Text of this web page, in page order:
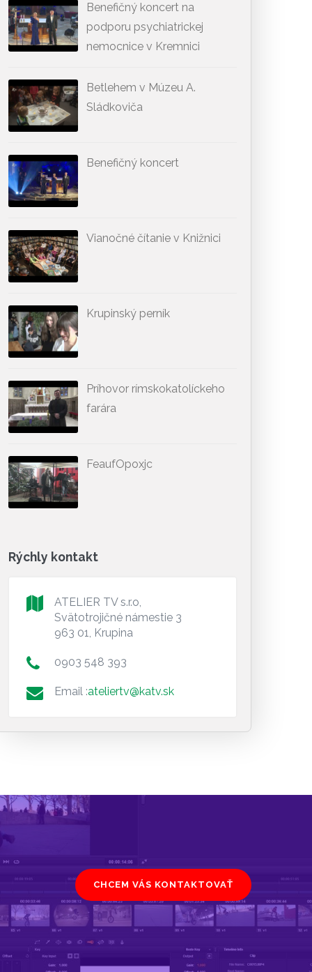
Benefičný koncert na
podporu psychiatrickej
nemocnice v Kremnici
Betlehem v Múzeu A.
Sládkoviča
Benefičný koncert
Vianočné čítanie v Knižnici
Krupinský perník
Príhovor rímskokatolíckeho
farára
FeaufOpoxjc
Rýchly kontakt
ATELIER TV s.r.o,
Svätotrojičné námestie 3
963 01, Krupina
0903 548 393
Email :ateliertv@katv.sk
CHCEM VÁS KONTAKTOVAŤ